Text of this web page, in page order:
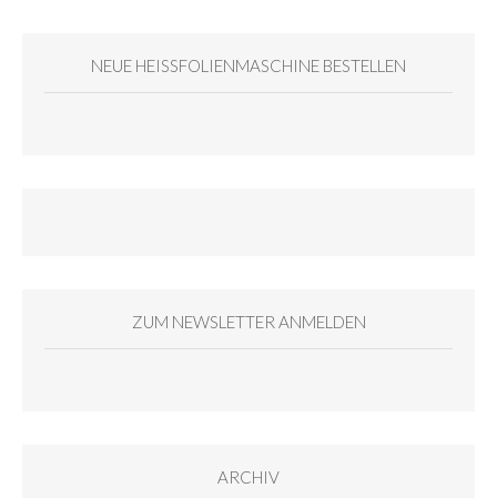
NEUE HEISSFOLIENMASCHINE BESTELLEN
ZUM NEWSLETTER ANMELDEN
ARCHIV